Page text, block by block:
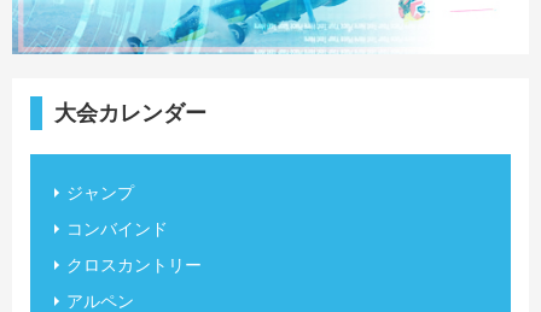
大会カレンダー
ジャンプ
コンバインド
クロスカントリー
アルペン